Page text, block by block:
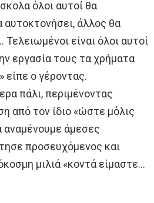
όλοι αυτοί θα
αυτοκτονήσει, άλλος θα
είναι όλοι αυτοί
εργασία τoυς τα χρήματα
είπε o γέροντας.
πάλι, περιμένοντας
από τoν ίδιο «ώστε μόλις
αναμένουμε άμεσες
προσευχόμενος και
μιλιά «κοντά είμαστε…